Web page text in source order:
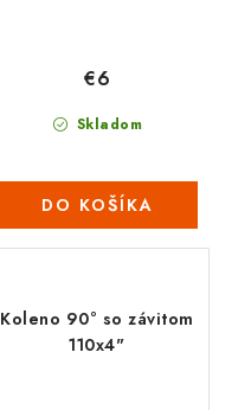
Skladom
€6
DO KOŠÍKA
Koleno 90° so závitom
110x4"